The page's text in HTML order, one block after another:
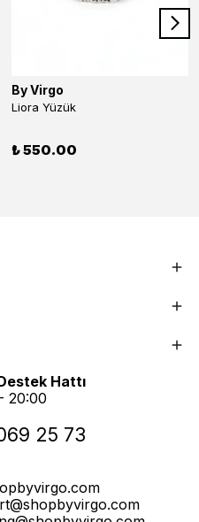
By Virgo
Liora Yüzük
₺ 550.00
Hattı
20:00
25 73